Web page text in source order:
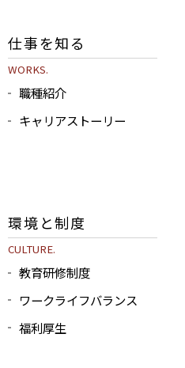
仕事を知る
WORKS.
職種紹介
キャリアストーリー
環境と制度
CULTURE.
教育研修制度
ワークライフバランス
福利厚生